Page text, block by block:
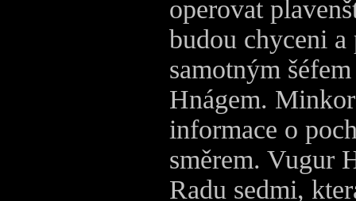
operovat
budou chyceni
samotným
Hnágem.
informace o
směrem. Vugur
Radu sedmi,